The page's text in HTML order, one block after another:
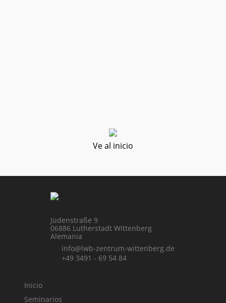
Ve al inicio
Jüdenstraße 9
06886 Lutherstadt Wittenberg
Alemania
info@lwb-zentrum-wittenberg.de
+49 3491 - 69 54 84
Inicio
Seminarios